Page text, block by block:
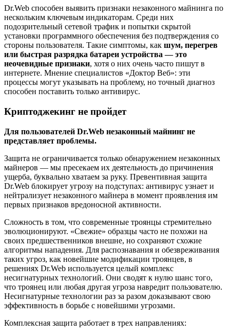
Dr.Web способен выявить признаки незаконного майнинга по
нескольким ключевым индикаторам. Среди них
подозрительный сетевой трафик и попытки скрытой
установки программного обеспечения без подтверждения со
стороны пользователя. Такие симптомы, как шум, перегрев
или быстрая разрядка батареи устройства — это
неочевидные признаки, хотя о них очень часто пишут в
интернете. Мнение специалистов «Доктор Веб»: эти
процессы могут указывать на проблему, но точный диагноз
способен поставить только антивирус.
Криптоджекинг не пройдет
Для пользователей Dr.Web незаконный майнинг не
представляет проблемы.
Защита не ограничивается только обнаружением незаконных
майнеров — мы пресекаем их деятельность до причинения
ущерба, буквально хватаем за руку. Превентивная защита
Dr.Web блокирует угрозу на подступах: антивирус узнает и
нейтрализует незаконного майнера в момент проявления им
первых признаков вредоносной активности.
Сложность в том, что современные троянцы стремительно
эволюционируют. «Свежие» образцы часто не похожи на
своих предшественников внешне, но сохраняют схожие
алгоритмы нападения. Для распознавания и обезвреживания
таких угроз, как новейшие модификации троянцев, в
решениях Dr.Web используется целый комплекс
несигнатурных технологий. Они сводят к нулю шанс того,
что троянец или любая другая угроза навредит пользователю.
Несигнатурные технологии раз за разом доказывают свою
эффективность в борьбе с новейшими угрозами.
Комплексная защита работает в трех направлениях: